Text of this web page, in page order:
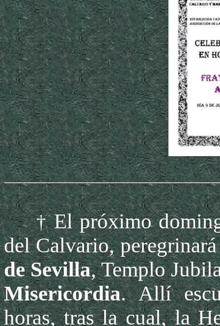
† El próximo
del Calvario,
de Sevilla, Templo
Misericordia. Allí
horas, tras la cual, la